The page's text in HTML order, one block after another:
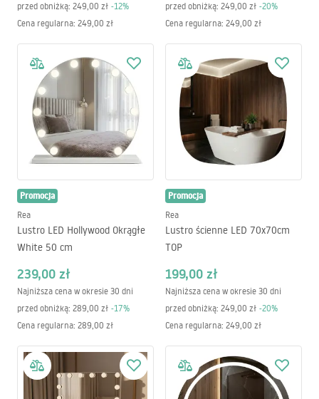
przed obniżką: 249,00 zł -12%
Cena regularna: 249,00 zł
przed obniżką: 249,00 zł -20%
Cena regularna: 249,00 zł
Promocja
Rea
Lustro LED Hollywood Okrągłe
White 50 cm
239,00 zł
Najniższa cena w okresie 30 dni
przed obniżką: 289,00 zł -17%
Cena regularna: 289,00 zł
Promocja
Rea
Lustro ścienne LED 70x70cm
TOP
199,00 zł
Najniższa cena w okresie 30 dni
przed obniżką: 249,00 zł -20%
Cena regularna: 249,00 zł